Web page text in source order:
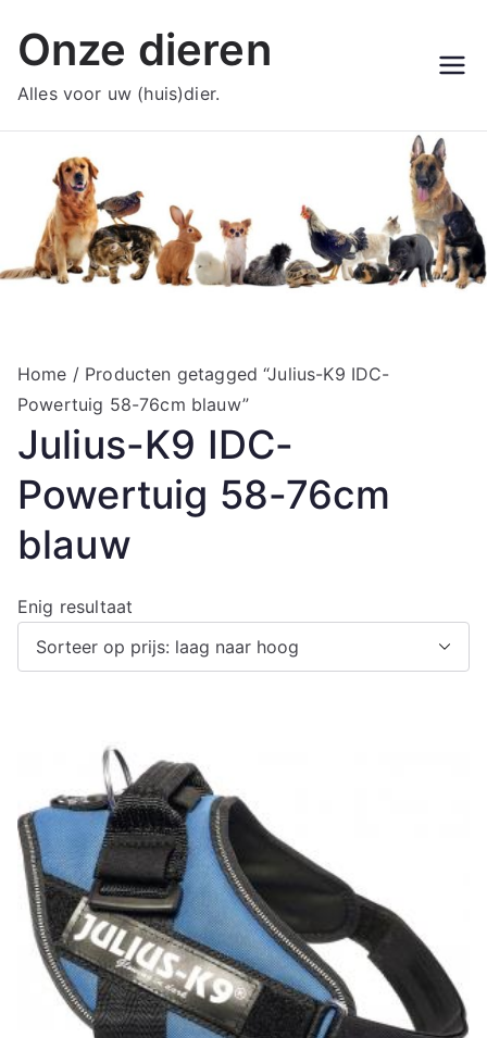
naar
inhoud
Onze dieren
Alles voor uw (huis)dier.
Home / Producten getagged “Julius-K9 IDC-
Powertuig 58-76cm blauw”
Julius-K9 IDC-
Powertuig 58-76cm
blauw
Enig resultaat